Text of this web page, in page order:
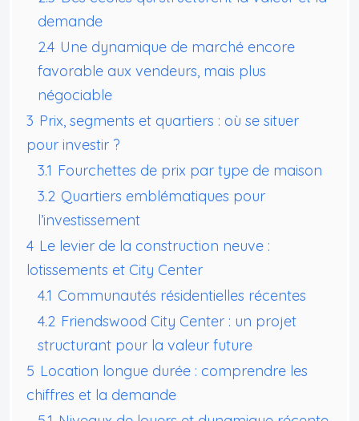
demande
2.4 Une dynamique de marché encore
favorable aux vendeurs, mais plus
négociable
3 Prix, segments et quartiers : où se situer
pour investir ?
3.1 Fourchettes de prix par type de maison
3.2 Quartiers emblématiques pour
l’investissement
4 Le levier de la construction neuve :
lotissements et City Center
4.1 Communautés résidentielles récentes
4.2 Friendswood City Center : un projet
structurant pour la valeur future
5 Location longue durée : comprendre les
chiffres et la demande